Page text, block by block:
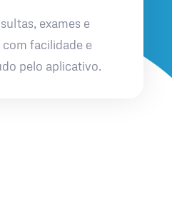
exames e
facilidade e
pelo aplicativo.